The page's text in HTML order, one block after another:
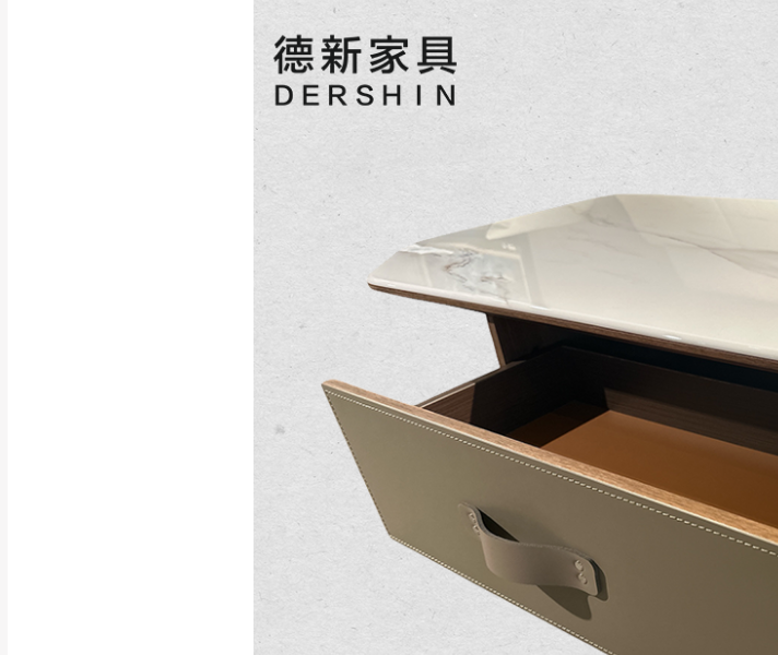
台北市、新北市地區固定每周
彰化、南投、雲林、嘉義、台南、高雄、屏東
@dershin ）
加收說明
。
其它注意事項
本司貨車運送如因路況不佳、天候惡劣、過於偏遠之山區內
本公司除了盡最大努力完成配送外，視狀況保有出貨的權利。
保護物流人員的工作安全，賣家無提供吊掛服務，若需以吊
因大型傢俱有組裝、配送的問題，並非一般快速到貨商品，
讓您不用整天在家等貨，以免浪費你的寶貴時間。
如遇自然災害、政府宣布之災害警報等不可抗力情事，而危
百貨公司配送暫無法配合開店前、閉店後時段，並送至百貨公
質感稍有不同，如因此而需退換貨，
是否合適)。
訂購前請確認商品尺寸，大型物件因為人工丈量，難
為主。
非因本公司問題而需退換貨，請於收到貨7日內通知客
狀態與完整包裝。鑑賞期間若發生非本司因素致使之
台北市、新北市地區固定每周(三)、(日)兩天收送貨，
本公司部份商品無維修服務，超過7日鑑賞期，商品
為因素導致商品損壞、零件短缺，則維修、搬運費用
者同意將會進行維修)。
到貨7日內為鑑賞期(注意:鑑賞期非試用期)，若非商
如欲放置營業場所及公開場合之商品則無享有商品一
訂單成立時請儘速於三日內完成付款，交易恕不殺價，商品
請密切注意。
日內若未接獲您的匯款或轉帳通知，商品將不予保留(訂
無回收家具服務，若需回收家具可聯絡當地請清潔隊回收,